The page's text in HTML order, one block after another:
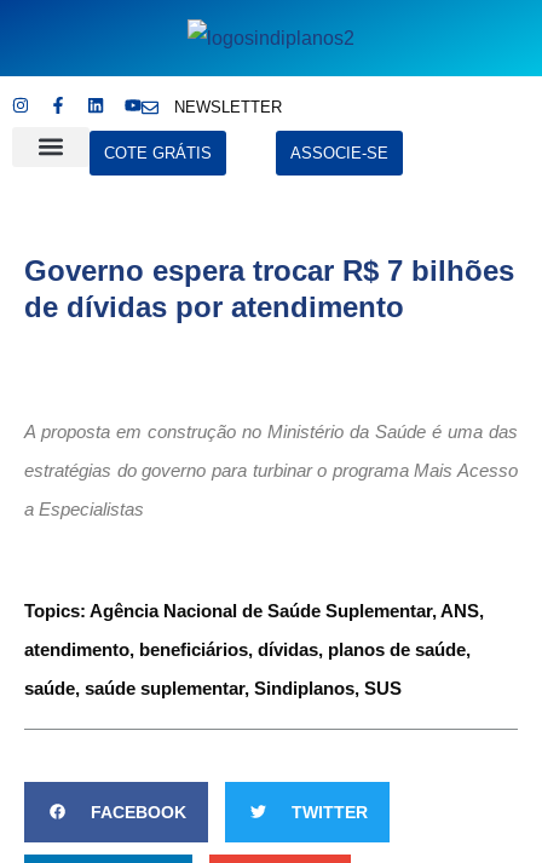
NEWSLETTER
COTE GRÁTIS ASSOCIE-SE
Governo espera trocar R$ 7 bilhões
de dívidas por atendimento
A proposta em construção no Ministério da Saúde é uma das
estratégias do governo para turbinar o programa Mais Acesso
a Especialistas
Topics: Agência Nacional de Saúde Suplementar,ANS,
atendimento, beneficiários, dívidas, planos de saúde,
saúde, saúde suplementar, Sindiplanos, SUS
FACEBOOK TWITTER